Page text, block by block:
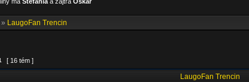
LaugoFan Trencin
[ 16 tém ]
LaugoFan Trencin